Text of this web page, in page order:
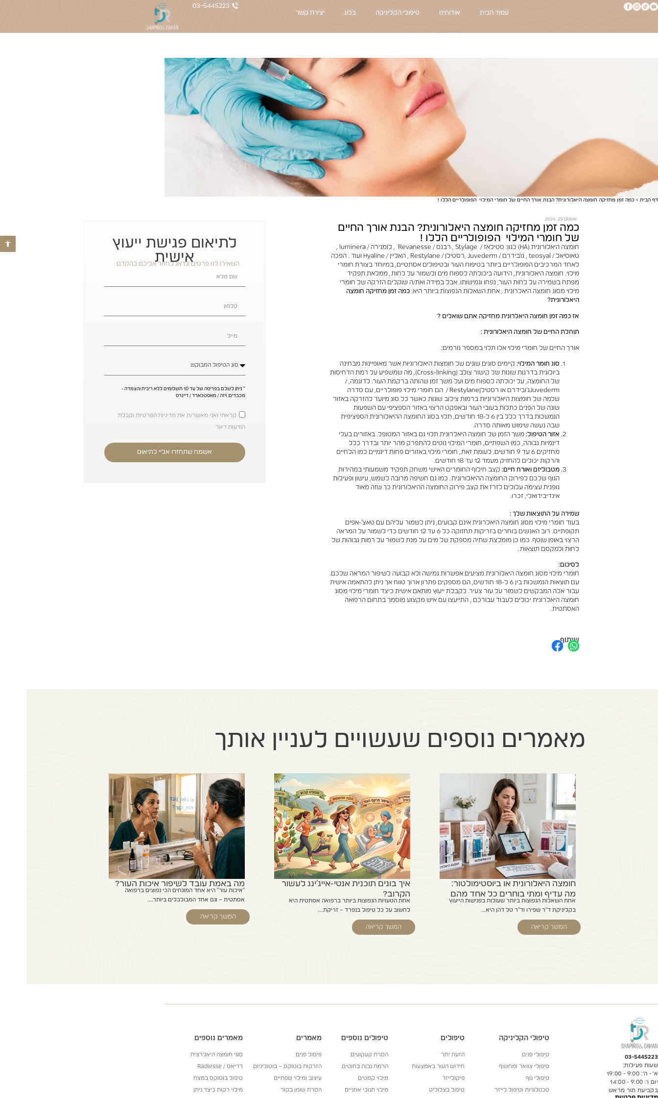
פתח סרגל
עמוד הבית אודותינו טיפולי הקליניקה בלוג יצירת קשר
03-5445223
דף הבית > כמה זמן מחזיקה חומצה היאלורונית? הבנת אורך החיים של חומרי המילוי הפופולריים הללו !
אוגוסט 25, 2024
כמה זמן מחזיקה חומצה היאלורונית? הבנת אורך החיים
של חומרי המילוי הפופולריים הללו !
חומצה היאלורונית (HA) כגון: סטילאז / Stylage , רבנס / Revanesse , לומנירה / luminera ,
טאוסיאל / teosyal , גו'בידרם / Juvederm ,רסטילן / Restylane , האליין / Hyaline ועוד . הפכה
לאחד המרכיבים הפופולריים ביותר בטיפוח העור ובטיפולים אסתטיים, במיוחד בצורת חומרי
מילוי. חומצה היאלורונית, הידועה ביכולתה לספוח מים ולשמור על לחות, ממלאת תפקיד
מפתח בשמירה על לחות העור, נפחו וגמישותו. אבל במידה ואת/ה שוקלים הזרקה של חומרי
מילוי מסוג חומצה היאלרונית , אחת השאלות הנפוצות ביותר היא:כמה זמן מחזיקה חומצה
היאלורונית?
אז כמה זמן חומצה היאלרונית מחזיקה אתם שואלים ?
תוחלת החיים של חומצה היאלורונית :
אורך החיים של חומרי מילוי אלו תלוי במספר גורמים:
סוג חומר המילוי: קיימים סוגים שונים של חומצות היאלורוניות אשר מאופיינות מבחינה
ביולוגית בדרגות שונות של קישור צולב (Cross-linking), מה שמשפיע על רמת הדחיסות
של החומצה, על יכולתה לספוח מים ועל משך זמן שהותה ברקמת העור. לדוגמה, /
Juvedermג'ובידרם או רסטילןRestylane / הם חומרי מילוי פופולריים, עם סדרה
שלמה של חומצות היאלורוניות ברמות צילוב שונות כאשר כל סוג מיועד להזרקה באזור
שונה של הפנים כתלות בעובי העור ובאפקט הרצוי באזור הספציפי עם השפעות
הנמשכות בדרך כלל בין 6 ל-18 חודשים, תלוי בסוג החומצה ההיאלורונית הספציפית
שבה נעשה שימוש מאותה סדרה.
אזור הטיפול: משך הזמן של חומצה היאלרונית תלוי גם באזור המטופל. באזורים בעלי
דינמיות גבוהה, כמו השפתיים, חומרי המילוי נוטים להתפרק מהר יותר ובדרך כלל
מחזיקים 6 עד 9 חודשים. לעומת זאת, חומרי מילוי באזורים פחות דינמיים כמו הלחיים
והרקות יכולים להחזיק מעמד 12 עד 18 חודשים.
מטבוליזם ואורח חיים: קצב חילוף החומרים האישי משחק תפקיד משמעותי במהירות
הגוף שלכם לפירוק החומצה ההיאלורונית. כמו גם חשיפה מרובה לשמש, עישון ופעילות
גופנית עצימה עלולים לזרז את קצב פירוק החומצה ההיאלורונית כך שזה מאוד
אינדיבידואלי, זכרו.
שמירה על התוצאות שלך :
בעוד חומרי מילוי מסוג חומצה היאלרונית אינם קבועים, ניתן לשמור עליהם עם טאצ'-אפים
תקופתיים. רוב האנשים בוחרים בזריקות תחזוקה כל 6 עד 12 חודשים כדי לשמור על המראה
הרצוי באופן שוטף. כמו כן מומלצת שתיה מספקת של מים על מנת לשמור על רמות גבוהות של
לחות ולמקסם תוצאות.
לסיכום:
חומרי מילוי מסוג חומצה היאלורונית מציעים אפשרות גמישה ולא קבועה לשיפור המראה שלכם.
עם תוצאות הנמשכות בין 6 ל-18 חודשים, הם מספקים פתרון ארוך טווח אך ניתן להתאמה אישית
עבור אלה המבקשים לשמור על עור צעיר. לקבלת ייעוץ מותאם אישית כיצד חומרי מילוי מסוג
חומצה היאלרונית יכולים לעבוד עבורכם , התייעצו עם איש מקצוע מוסמך בתחום הרפואה
האסתטית.
שיתוף
לתיאום פגישת ייעוץ
אישית
השאירו לנו פרטים ונדאג לחזור אליכם בהקדם
* ניתן לשלם בפריסה של עד 10 תשלומים ללא ריבית והצמדה -
מכבדים: ויזה / מאסטכארד / דיינרס
קראתי ואני מאשר/ת את מדיניות הפרטיות וקבלת
הודעות דיוור
אשמח שתחזרו אליי לתיאום
מאמרים נוספים שעשויים לעניין אותך
חומצה היאלורונית או ביוסטימולטור:
מה עדיף ומתי בוחרים כל אחד מהם
אחת השאלות הנפוצות ביותר שעולות בפגישות הייעוץ
בקליניקת ד"ר שפירו וד"ר טל דהן היא...
המשך קריאה
איך בונים תוכנית אנטי-אייג'ינג לעשור
הקרוב?
אחת הטעויות הנפוצות ביותר ברפואה אסתטית היא
לחשוב על כל טיפול בנפרד – זריקת...
המשך קריאה
מה באמת עובד לשיפור איכות העור?
"איכות עור" היא אחד המונחים הכי נפוצים ברפואה
אסתטית – וגם אחד המבולבלים ביותר....
המשך קריאה
03-5445223
שעות פעילות:
א’ - ה’: 9:00 - 19:00
יום ו’: 9:00 - 14:00
בקביעת תור מראש
טיפולי הקליניקה
טיפולי פנים
טיפולי צוואר ומחשוף
טיפולי גוף
טכנולוגיות וטיפול לייזר
טיפולים
הזעת יתר
חידוש העור באמצעות
פיקולייזר
טיפול בצלוליט
טיפולים נוספים
הסרת קעקועים
הרמת גבות בחוטים
מילוי קמטים
מילוי תנוכי אוזניים
מאמרים
פיסול פנים
הזרקות בוטוקס – בוטוליניום
עיצוב ומילוי שפתיים
הסרת שומן בקור
מאמרים נוספים
סוגי חומצה היאלרונית
רדיאס / Radiesse
טיפול בוטוקס במצח
מילוי רקות כיצד ניתן